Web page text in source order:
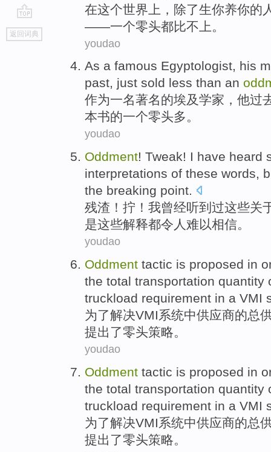
go
top
返回词典
在这个世界上 ， 除了生你养你的
——一个零头都比不上。
youdao
As a famous Egyptologist, his
past, just sold less than an
作为一名著名的埃及学家 ， 他过
本书的一个零头多。
youdao
Oddment! Tweak! I have heard
interpretations of these words,
the breaking point.
残渣 ！ 拧 ！ 我曾经听到 过这些关
是这些解释都令人难以相信。
youdao
Oddment tactic is proposed in
the total transportation quantity
truckload requirement in a VMI
为了解决VMI系统中供应商的总
提出了零头策略。
youdao
Oddment tactic is proposed in
the total transportation quantity
truckload requirement in a VMI
为了解决VMI系统中供应商的总
提出了零头策略。